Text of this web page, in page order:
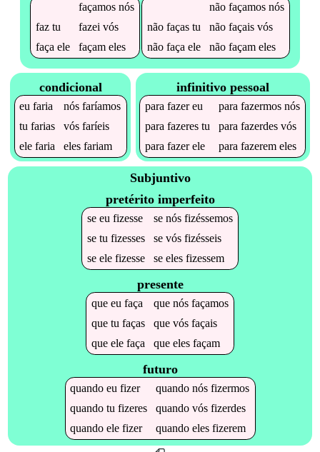
façamosnós
faztu fazei vós
faça ele façameles
não façamosnós
não façastu não façaisvós
não faça ele não façameles
condicional
eufaria nósfaríamos
tufarias vósfaríeis
elefaria elesfariam
infinitivo pessoal
parafazereu parafazermos nós
parafazeres tu parafazerdes vós
parafazerele parafazerem eles
Subjuntivo
pretérito imperfeito
se eu fizesse se nós fizéssemos
se tu fizesses se vós fizésseis
se ele fizesse se eles fizessem
presente
que eu faça que nós façamos
que tu faças que vós façais
que ele faça que eles façam
futuro
quandoeufizer quandonósfizermos
quandotufizeres quandovósfizerdes
quandoelefizer quandoelesfizerem